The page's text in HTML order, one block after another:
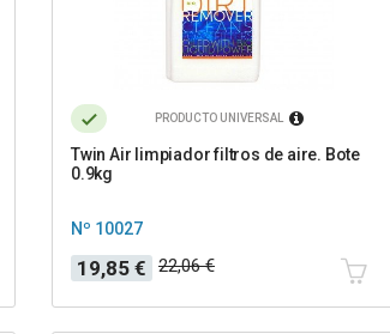
PRODUCTO UNIVERSAL
Twin Air limpiador filtros de aire. Bote
0.9kg
Nº 10027
Precio
19,85 €
Precio
base
22,06 €